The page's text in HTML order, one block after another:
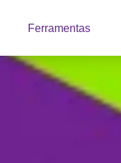
Ferramentas